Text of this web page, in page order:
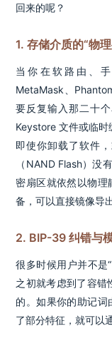
回来的呢？
1. 存储介质的“物
当你在软路由、
MetaMask、
要反复输入那二十
Keystore 文件或临时
即使你卸载了软件
（NAND Flash）没
密扇区就依然以物
备，可以直接镜像导
2. BIP-39 纠错与
很多时候用户并不是
之初就考虑到了容
的。如果你的助记词
了部分特征，就可以